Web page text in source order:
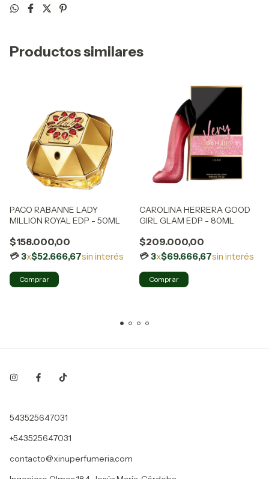
Productos similares
PACO RABANNE LADY
MILLION ROYAL EDP - 50ML
$158.000,00
3x$52.666,67sin interés
CAROLINA HERRERA GOOD
GIRL GLAM EDP - 80ML
$209.000,00
3x$69.666,67sin interés
543525647031
+543525647031
contacto@xinuperfumeria.com